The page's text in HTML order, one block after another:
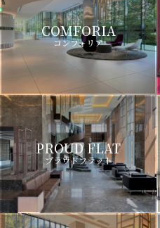
COMFORIA
コンフォリア
PROUD FLAT
プラウドフラット